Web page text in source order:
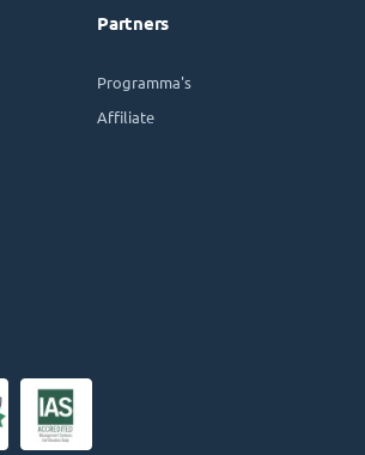
Partners
Programma's
Affiliate